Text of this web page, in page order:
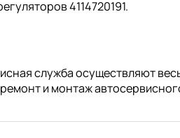
4114720191.
служба осуществляют
ремонт и монтаж